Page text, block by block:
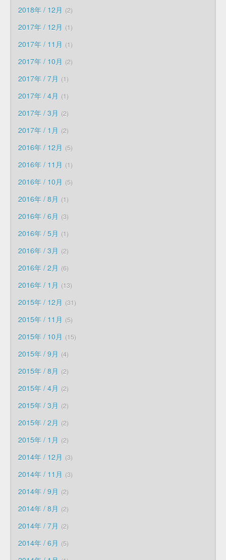
2018年 / 12月 2
2017年 / 12月 1
2017年 / 11月 1
2017年 / 10月 2
2017年 / 7月 1
2017年 / 4月 1
2017年 / 3月 2
2017年 / 1月 2
2016年 / 12月 5
2016年 / 11月 1
2016年 / 10月 5
2016年 / 8月 1
2016年 / 6月 3
2016年 / 5月 1
2016年 / 3月 2
2016年 / 2月 6
2016年 / 1月 13
2015年 / 12月 31
2015年 / 11月 5
2015年 / 10月 15
2015年 / 9月 4
2015年 / 8月 2
2015年 / 4月 2
2015年 / 3月 2
2015年 / 2月 2
2015年 / 1月 2
2014年 / 12月 3
2014年 / 11月 3
2014年 / 9月 2
2014年 / 8月 2
2014年 / 7月 2
2014年 / 6月 5